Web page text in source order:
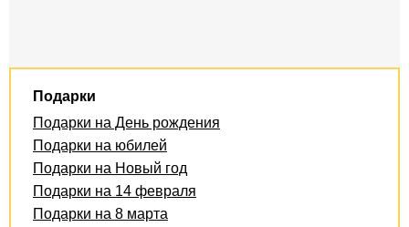
Подарки
Подарки на День рождения
Подарки на юбилей
Подарки на Новый год
Подарки на 14 февраля
Подарки на 8 марта